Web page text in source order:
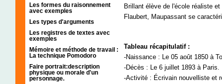
Les formes du raisonnement
avec exemples
Les types d'arguments
Les registres de textes avec
exemples
Mémoire et méthode de travail :
La technique Pomodoro
Faire portrait:description
physique ou morale d'un
personnage.
Brillant élève de l'école réaliste
Flaubert, Maupassant se
Tableau récapitulatif :
-Naissance : Le 05 août 1850 à
-Décès : Le 6 juillet 1893 à Paris.
-Activité : Écrivain nouvelliste et